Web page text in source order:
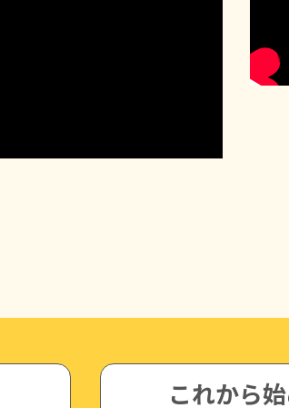
これから